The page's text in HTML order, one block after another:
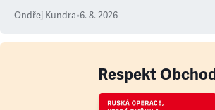
Ondřej Kundra•6. 8. 2026
Respekt Obchod